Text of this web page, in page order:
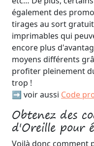
également des
tirages au sort
imprimables qui
encore plus
moyens différents
profiter pleinement
trop !
➡️ voir aussi Code
Obtenez des
d'Oreille pour
Voilà donc comment